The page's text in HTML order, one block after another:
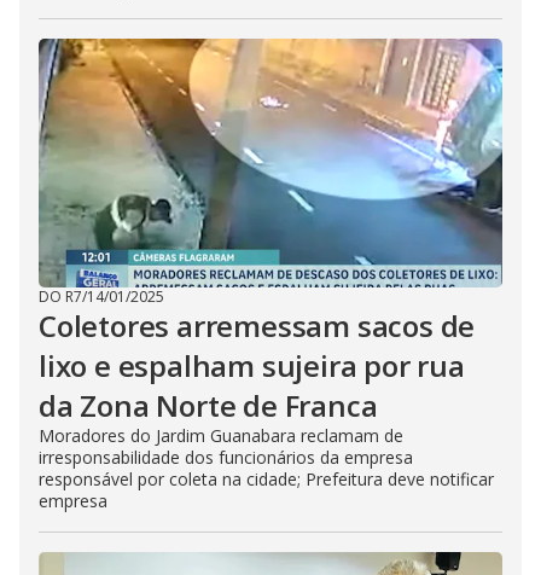
DO R7/14/01/2025
Coletores arremessam sacos de
lixo e espalham sujeira por rua
da Zona Norte de Franca
Moradores do Jardim Guanabara reclamam de
irresponsabilidade dos funcionários da empresa
responsável por coleta na cidade; Prefeitura deve notificar
empresa